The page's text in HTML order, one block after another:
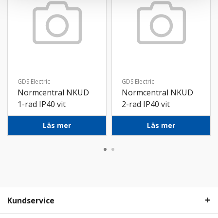
GDS Electric
Normcentral NKUD
1-rad IP40 vit
Läs mer
GDS Electric
Normcentral NKUD
2-rad IP40 vit
Läs mer
Kundservice